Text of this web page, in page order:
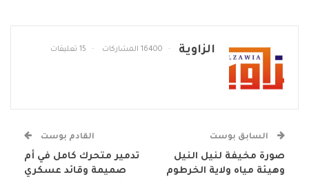
الزاوية 16400 المشاركات 15 تعليقات
السابق بوست
صورة مخيفة لنيل النيل
وهيئة مياه ولاية الخرطوم
القادم بوست
تدمير متحرك كامل في أم
صميمة وقائد عسكري